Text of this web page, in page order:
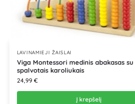
LAVINAMIEJI ŽAISLAI
Viga Montessori medinis abakasas su
spalvotais karoliukais
24,99 €
Į krepšelį